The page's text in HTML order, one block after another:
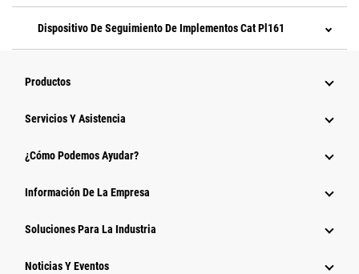
Dispositivo De Seguimiento De Implementos Cat Pl161
Productos
Servicios Y Asistencia
¿Cómo Podemos Ayudar?
Información De La Empresa
Soluciones Para La Industria
Noticias Y Eventos